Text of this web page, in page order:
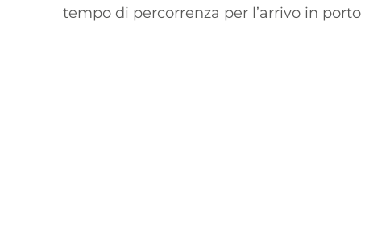
tempo di percorrenza per l’arrivo in